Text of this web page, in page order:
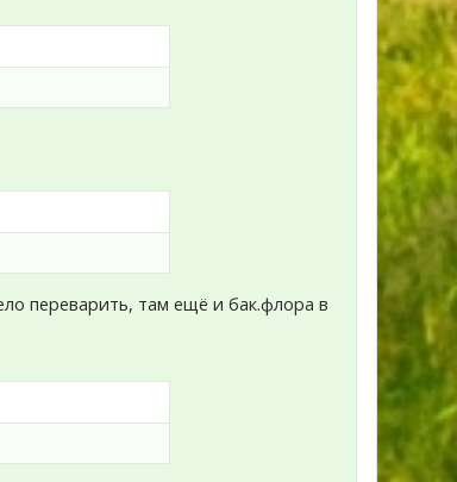
переварить, там ещё и бак.флора в